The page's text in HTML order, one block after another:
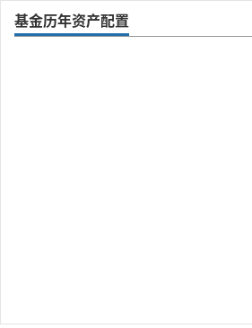
基金历年资产配置